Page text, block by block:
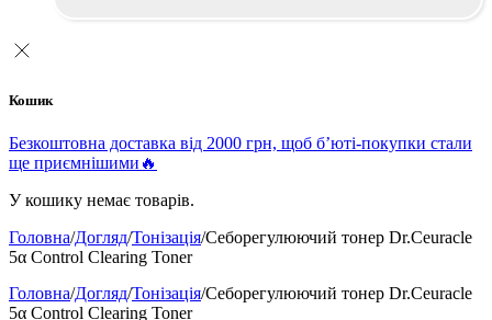
Кошик
Безкоштовна доставка від 2000 грн, щоб б’юті-покупки стали
ще приємнішими🔥
У кошику немає товарів.
Головна/Догляд/Тонізація/Себорегулюючий тонер Dr.Ceuracle
5α Control Clearing Toner
Головна/Догляд/Тонізація/Себорегулюючий тонер Dr.Ceuracle
5α Control Clearing Toner